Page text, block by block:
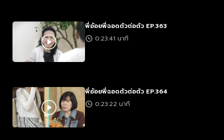
พี่อ้อยพี่ฉอดตัวต่อตัว EP.363
0:23:41 นาที
พี่อ้อยพี่ฉอดตัวต่อตัว EP.364
0:23:22 นาที